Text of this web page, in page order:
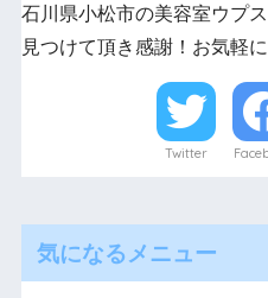
石川県小松市の美容室ウプ
見つけて頂き感謝！お気軽
Twitter
気になるメニュー